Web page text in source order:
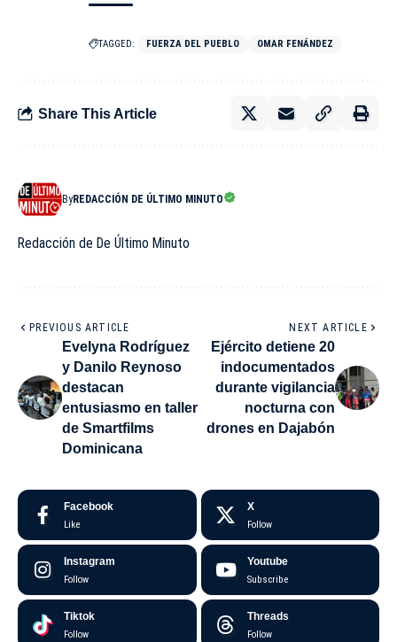
TAGGED: FUERZA DEL PUEBLO OMAR FENÁNDEZ
Share This Article
ByREDACCIÓN DE ÚLTIMO MINUTO
Redacción de De Último Minuto
PREVIOUS ARTICLE
Evelyna Rodríguez
y Danilo Reynoso
destacan
entusiasmo en taller
de Smartfilms
Dominicana
NEXT ARTICLE
Ejército detiene 20
indocumentados
durante vigilancia
nocturna con
drones en Dajabón
Facebook
Like
X
Follow
Instagram
Follow
Youtube
Subscribe
Tiktok
Follow
Threads
Follow